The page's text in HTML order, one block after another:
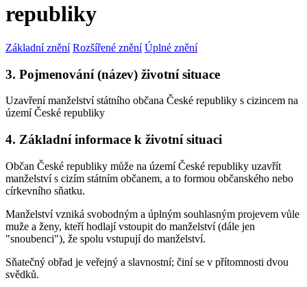
republiky
Základní znění Rozšířené znění Úplné znění
3. Pojmenování (název) životní situace
Uzavření manželství státního občana České republiky s cizincem na
území České republiky
4. Základní informace k životní situaci
Občan České republiky může na území České republiky uzavřít
manželství s cizím státním občanem, a to formou občanského nebo
církevního sňatku.
Manželství vzniká svobodným a úplným souhlasným projevem vůle
muže a ženy, kteří hodlají vstoupit do manželství (dále jen
"snoubenci"), že spolu vstupují do manželství.
Sňatečný obřad je veřejný a slavnostní; činí se v přítomnosti dvou
svědků.